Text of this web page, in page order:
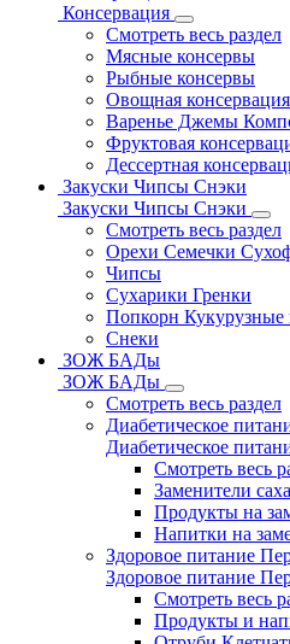
Консервация
Смотреть весь раздел
Мясные консервы
Рыбные консервы
Овощная консервация
Варенье Джемы
Фруктовая
Дессертная
Закуски Чипсы Снэки
Закуски Чипсы Снэки
Смотреть весь раздел
Орехи Семечки
Чипсы
Сухарики Гренки
Попкорн Кукурузные
Снеки
ЗОЖ БАДы
ЗОЖ БАДы
Смотреть весь раздел
Диабетическое
Диабетическое
Смотреть весь
Заменители
Продукты на
Напитки на
Здоровое питание
Здоровое питание
Смотреть весь
Продукты и